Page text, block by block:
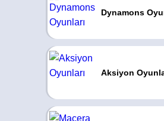
Dynamons
Aksiyon